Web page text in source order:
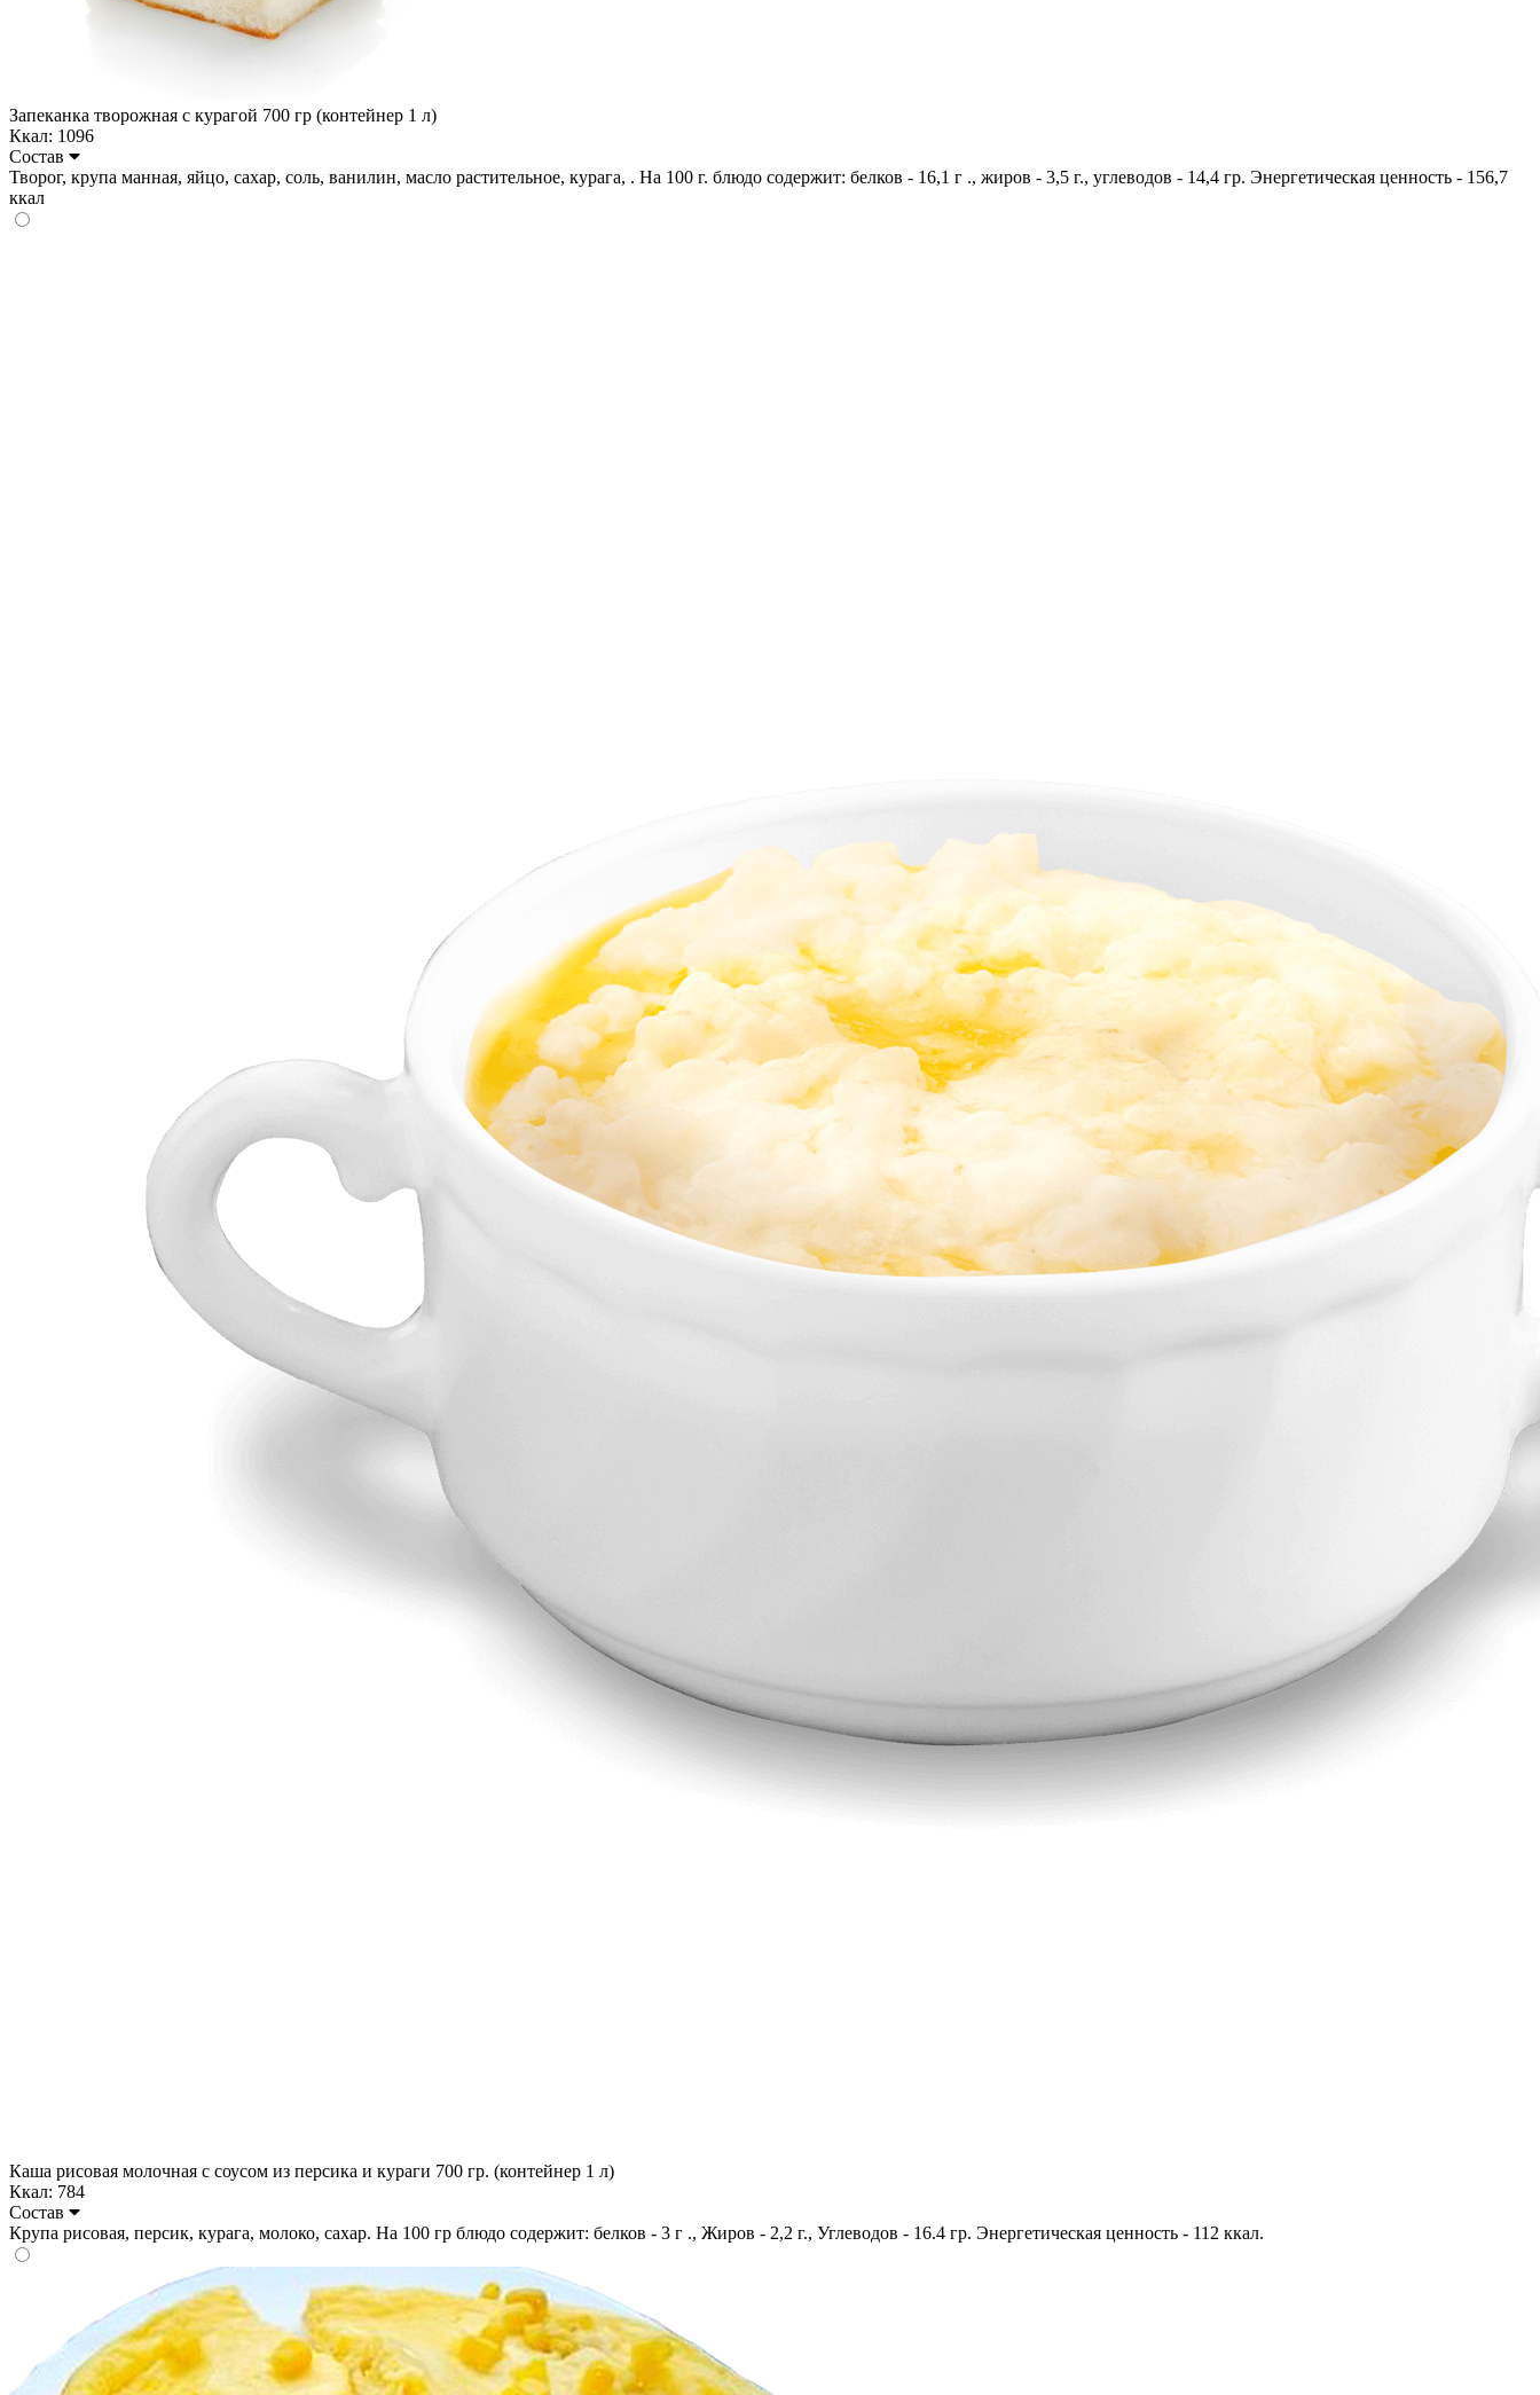
Запеканка творожная с курагой 700 гр (контейнер 1 л)
Ккал: 1096
Состав
Творог, крупа манная, яйцо, сахар, соль, ванилин, масло растительное, курага, . На 100 г. блюдо содержит: белков - 16,1 г ., жиров - 3,5 г., углеводов - 14,4 гр. Энергетическая ценность - 156,7
ккал
Каша рисовая молочная с соусом из персика и кураги 700 гр. (контейнер 1 л)
Ккал: 784
Состав
Крупа рисовая, персик, курага, молоко, сахар. На 100 гр блюдо содержит: белков - 3 г ., Жиров - 2,2 г., Углеводов - 16.4 гр. Энергетическая ценность - 112 ккал.